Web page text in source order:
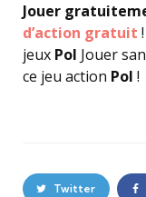
Jouer
d’action gratuit
jeux Pol Jouer
ce jeu action Pol !
Twitter